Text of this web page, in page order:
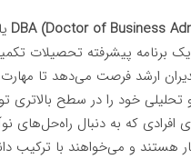
DBA (Doctor of Business
برنامه پیشرفته تحصیلات
ارشد فرصت می‌دهد تا
تحلیلی خود را در سطح بالاتری
افرادی که به دنبال راه‌حل‌های
و می‌خواهند با ترکیب